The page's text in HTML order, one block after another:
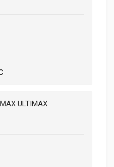
ULTIMAX